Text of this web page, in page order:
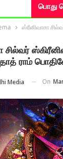
பொது
ஸ்ரீனிவாசா
சில்வர்
ராம்
Media On